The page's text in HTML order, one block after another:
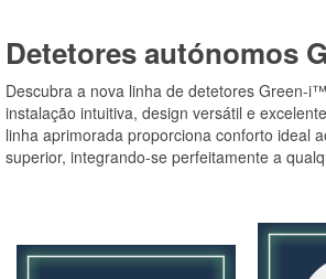
Detetores autónomos
Descubra a nova linha de detetores Green-
instalação intuitiva, design versátil e
linha aprimorada proporciona conforto ideal
superior, integrando-se perfeitamente a